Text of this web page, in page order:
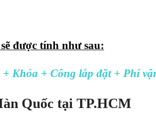
được tính như sau:
Khóa + Công lắp đặt + Phí
Quốc tại TP.HCM